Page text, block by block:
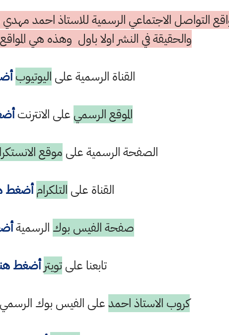
التواصل الاجتماعي الرسمية للاستاذ احمد
والحقيقة في النشر اولا باول وهذه هي
القناة الرسمية على اليوتيوب
الموقع الرسمي على الانترنت
الصفحة الرسمية على موقع
القناة على التلكرام أضغط
صفحة الفيس بوك الرسمية
تابعنا علىتويتر أضغط
كروب الاستاذ احمدعلى الفيس بوك